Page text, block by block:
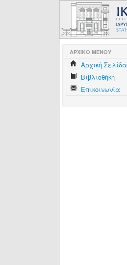
AΡΧΙΚΟ ΜΕΝΟΥ
Aρχική Σελίδα
Βιβλιοθήκη
Επικοινωνία